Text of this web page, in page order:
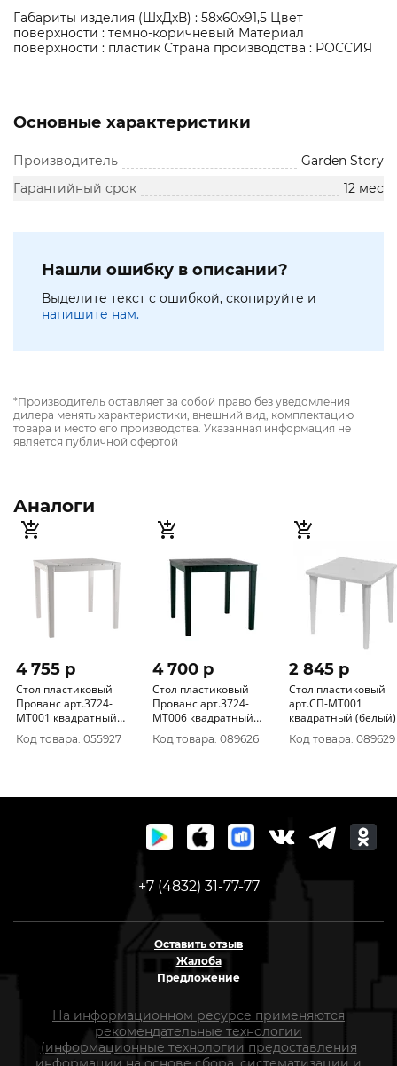
Габариты изделия (ШхДхВ) : 58х60х91,5 Цвет
поверхности : темно-коричневый Материал
поверхности : пластик Страна производства : РОССИЯ
Основные характеристики
Производитель
Garden Story
Гарантийный срок
12 мес
Нашли ошибку в описании?
Выделите текст с ошибкой, скопируйте и
напишите нам.
*Производитель оставляет за собой право без уведомления
дилера менять характеристики, внешний вид, комплектацию
товара и место его производства. Указанная информация не
является публичной офертой
Аналоги
4 755 p
Стол пластиковый
Прованс арт.3724-
МТ001 квадратный
(белый)
Код товара: 055927
4 700 p
Стол пластиковый
Прованс арт.3724-
МТ006 квадратный
(туборг)
Код товара: 089626
2 845 p
Стол пластиковый
арт.СП-МТ001
квадратный (белый)
Код товара: 089629
+7 (4832) 31-77-77
Оставить отзыв
Жалоба
Предложение
На информационном ресурсе применяются
рекомендательные технологии
(информационные технологии предоставления